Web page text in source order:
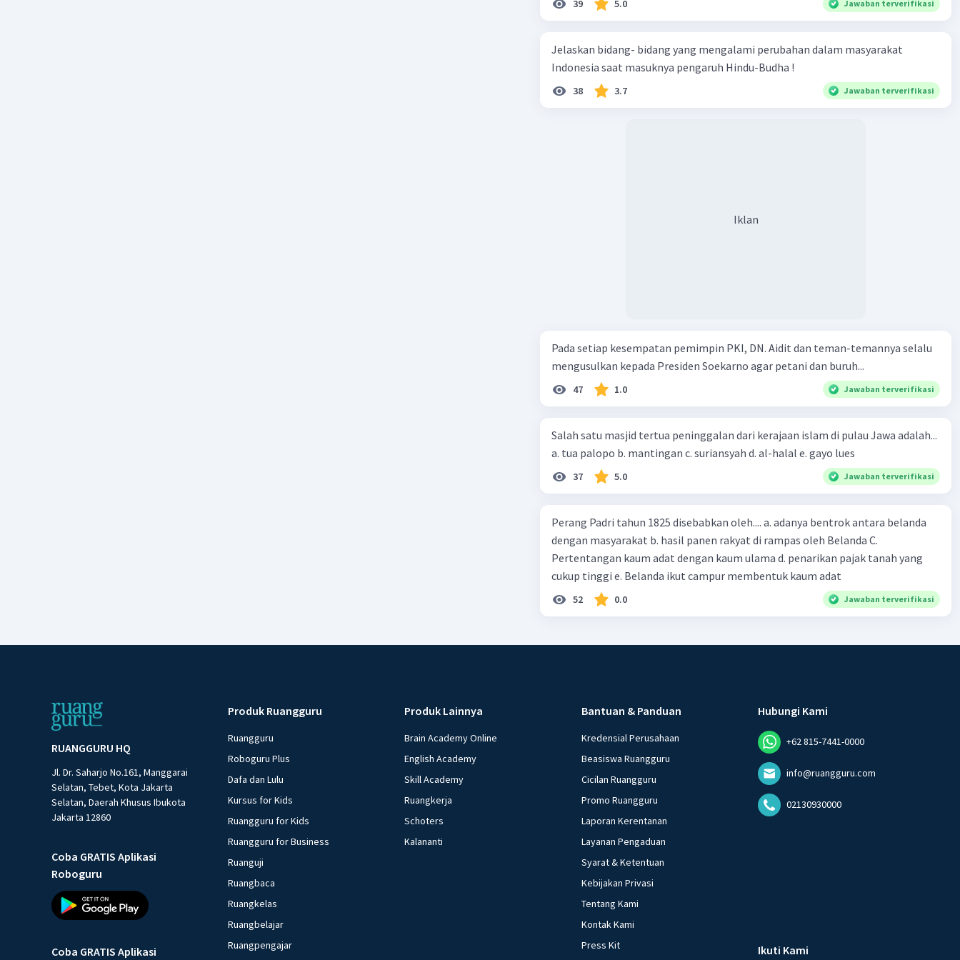
Selain itu, kita juga dapat mempelajari sejarah untuk
memberikan kita pemahaman tentang akar budaya kita dan
dapat membantu kita untuk mengembangkan budaya kita di
masa depan.
39 5.0 Jawaban terverifikasi
Jelaskan bidang- bidang yang mengalami perubahan dalam masyarakat
Indonesia saat masuknya pengaruh Hindu-Budha !
38 3.7 Jawaban terverifikasi
Iklan
Pada setiap kesempatan pemimpin PKI, DN. Aidit dan teman-temannya selalu
mengusulkan kepada Presiden Soekarno agar petani dan buruh...
47 1.0 Jawaban terverifikasi
Salah satu masjid tertua peninggalan dari kerajaan islam di pulau Jawa adalah...
a. tua palopo b. mantingan c. suriansyah d. al-halal e. gayo lues
37 5.0 Jawaban terverifikasi
Perang Padri tahun 1825 disebabkan oleh.... a. adanya bentrok antara belanda
dengan masyarakat b. hasil panen rakyat di rampas oleh Belanda C.
Pertentangan kaum adat dengan kaum ulama d. penarikan pajak tanah yang
cukup tinggi e. Belanda ikut campur membentuk kaum adat
52 0.0 Jawaban terverifikasi
RUANGGURU HQ
Jl. Dr. Saharjo No.161, Manggarai
Selatan, Tebet, Kota Jakarta
Selatan, Daerah Khusus Ibukota
Jakarta 12860
Coba GRATIS Aplikasi
Roboguru
Coba GRATIS Aplikasi
Produk Ruangguru
Ruangguru
Roboguru Plus
Dafa dan Lulu
Kursus for Kids
Ruangguru for Kids
Ruangguru for Business
Ruanguji
Ruangbaca
Ruangkelas
Ruangbelajar
Ruangpengajar
Produk Lainnya
Brain Academy Online
English Academy
Skill Academy
Ruangkerja
Schoters
Kalananti
Bantuan & Panduan
Kredensial Perusahaan
Beasiswa Ruangguru
Cicilan Ruangguru
Promo Ruangguru
Laporan Kerentanan
Layanan Pengaduan
Syarat & Ketentuan
Kebijakan Privasi
Tentang Kami
Kontak Kami
Press Kit
Hubungi Kami
+62 815-7441-0000
info@ruangguru.com
02130930000
Ikuti Kami